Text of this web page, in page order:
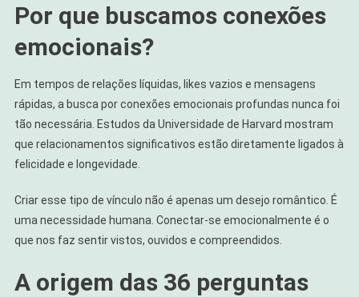
Por que buscamos conexões
emocionais?
Em tempos de relações líquidas, likes vazios e mensagens
rápidas, a busca por conexões emocionais profundas nunca foi
tão necessária. Estudos da Universidade de Harvard mostram
que relacionamentos significativos estão diretamente ligados à
felicidade e longevidade.
Criar esse tipo de vínculo não é apenas um desejo romântico. É
uma necessidade humana. Conectar-se emocionalmente é o
que nos faz sentir vistos, ouvidos e compreendidos.
A origem das 36 perguntas